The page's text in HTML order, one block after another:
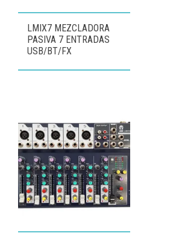
LMIX7 MEZCLADORA
PASIVA 7 ENTRADAS
USB/BT/FX